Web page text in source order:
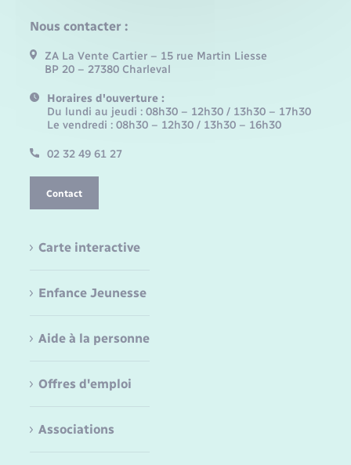
Nous contacter :
ZA La Vente Cartier – 15 rue Martin Liesse
BP 20 – 27380 Charleval
Horaires d'ouverture :
Du lundi au jeudi : 08h30 – 12h30 / 13h30 – 17h30
Le vendredi : 08h30 – 12h30 / 13h30 – 16h30
02 32 49 61 27
Contact
Carte interactive
Enfance Jeunesse
Aide à la personne
Offres d'emploi
Associations